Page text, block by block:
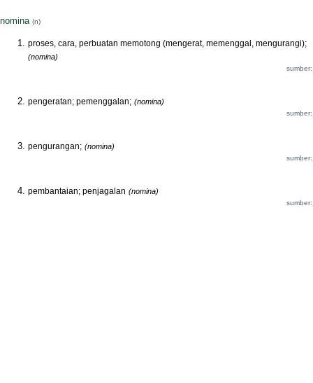
nomina (n)
proses, cara, perbuatan memotong (mengerat, memenggal, mengurangi);
(nomina)
pengeratan; pemenggalan; (nomina)
pengurangan; (nomina)
pembantaian; penjagalan (nomina)